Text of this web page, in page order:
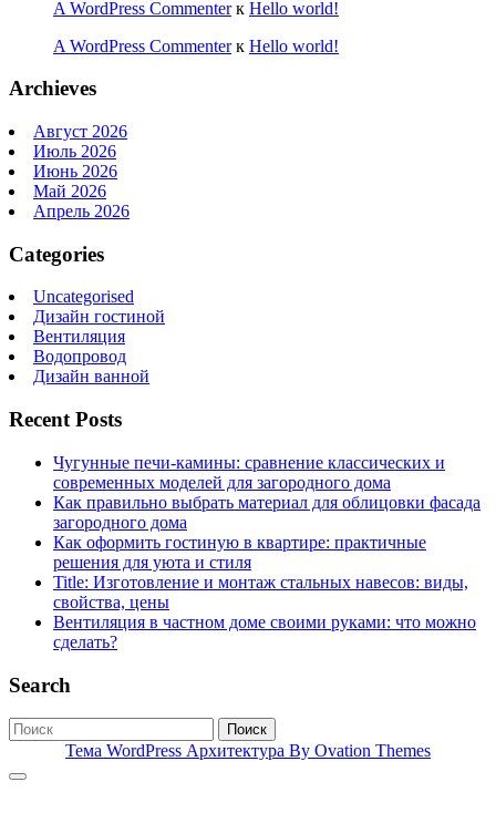
A WordPress Commenterк Hello world!
A WordPress Commenterк Hello world!
Archieves
Август 2026
Июль 2026
Июнь 2026
Май 2026
Апрель 2026
Categories
Uncategorised
Дизайн гостиной
Вентиляция
Водопровод
Дизайн ванной
Recent Posts
Чугунные печи-камины: сравнение классических и
современных моделей для загородного дома
Как правильно выбрать материал для облицовки фасада
загородного дома
Как оформить гостиную в квартире: практичные
решения для уюта и стиля
Title: Изготовление и монтаж стальных навесов: виды,
свойства, цены
Вентиляция в частном доме своими руками: что можно
сделать?
Search
Поиск
Тема WordPress Архитектура By Ovation Themes